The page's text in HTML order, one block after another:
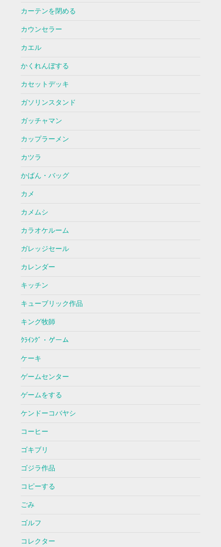
カーテンを閉める
カウンセラー
カエル
かくれんぼする
カセットデッキ
ガソリンスタンド
ガッチャマン
カップラーメン
カツラ
かばん・バッグ
カメ
カメムシ
カラオケルーム
ガレッジセール
カレンダー
キッチン
キューブリック作品
キング牧師
ｸﾗｲﾝｸﾞ・ゲーム
ケーキ
ゲームセンター
ゲームをする
ケンドーコバヤシ
コーヒー
ゴキブリ
ゴジラ作品
コピーする
ごみ
ゴルフ
コレクター